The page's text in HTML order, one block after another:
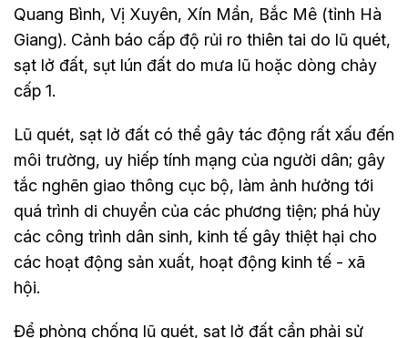
Quang Bình, Vị Xuyên, Xín Mần, Bắc Mê (tỉnh Hà
Giang). Cảnh báo cấp độ rủi ro thiên tai do lũ quét,
sạt lở đất, sụt lún đất do mưa lũ hoặc dòng chảy
cấp 1.
Lũ quét, sạt lở đất có thể gây tác động rất xấu đến
môi trường, uy hiếp tính mạng của người dân; gây
tắc nghẽn giao thông cục bộ, làm ảnh hưởng tới
quá trình di chuyển của các phương tiện; phá hủy
các công trình dân sinh, kinh tế gây thiệt hại cho
các hoạt động sản xuất, hoạt động kinh tế - xã
hội.
Để phòng chống lũ quét, sạt lở đất cần phải sử